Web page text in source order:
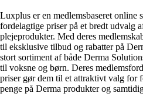
Luxplus er en medlemsbaseret online
fordelagtige priser på et bredt udvalg
plejeprodukter. Med deres
til eksklusive tilbud og rabatter på
stort sortiment af både Derma
til voksne og børn. Deres
priser gør dem til et attraktivt valg for
penge på Derma produkter og